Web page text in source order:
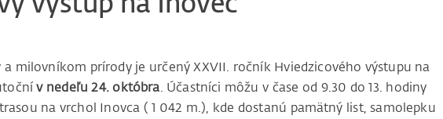
milovníkom prírody je určený XXVII. ročník Hviedzicového výstupu na
v nedeľu 24. októbra. Účastníci môžu v čase od 9.30 do 13. hodiny
na vrchol Inovca ( 1 042 m.), kde dostanú pamätný list, samolepku